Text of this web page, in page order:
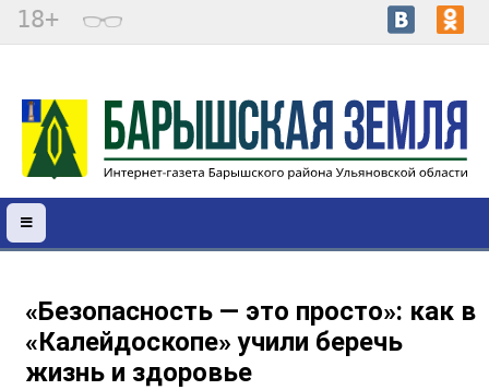
18+
«Безопасность — это просто»: как в
«Калейдоскопе» учили беречь
жизнь и здоровье